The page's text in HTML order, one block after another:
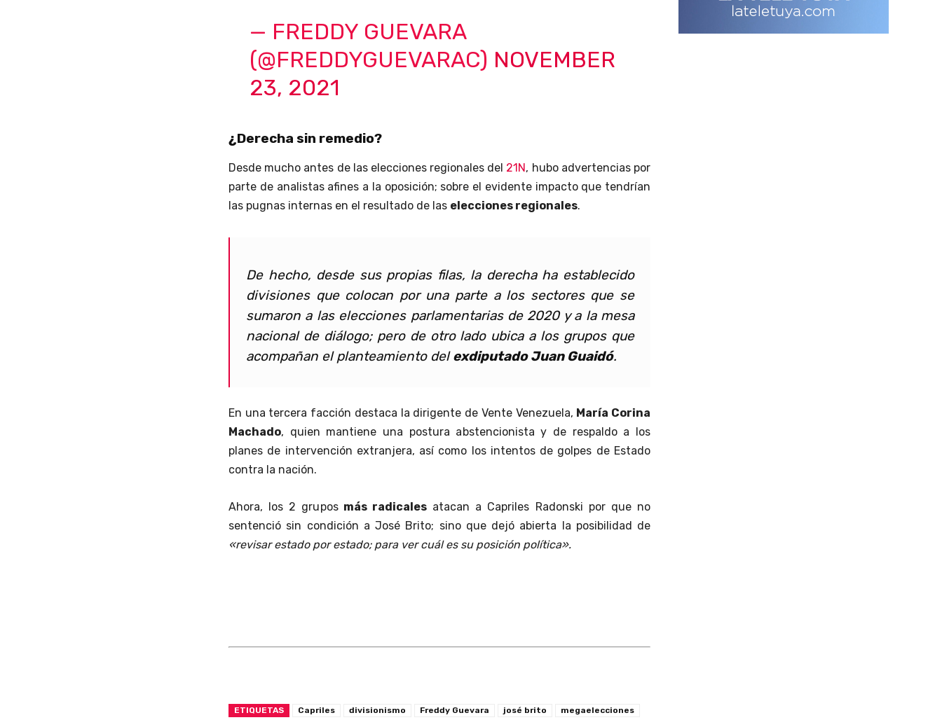
— FREDDY GUEVARA
(@FREDDYGUEVARAC) NOVEMBER
23, 2021
¿Derecha sin remedio?
Desde mucho antes de las elecciones regionales del 21N , hubo advertencias por
parte de analistas afines a la oposición; sobre el evidente impacto que tendrían
las pugnas internas en el resultado de las elecciones regionales.
De hecho, desde sus propias filas, la derecha ha establecido
divisiones que colocan por una parte a los sectores que se
sumaron a las elecciones parlamentarias de 2020 y a la mesa
nacional de diálogo; pero de otro lado ubica a los grupos que
acompañan el planteamiento delexdiputado Juan Guaidó.
En una tercera facción destaca la dirigente de Vente Venezuela, María Corina
Machado, quien mantiene una postura abstencionista y de respaldo a los
planes de intervención extranjera, así como los intentos de golpes de Estado
contra la nación.
Ahora, los 2 gruposmás radicalesatacan a Capriles Radonski por que no
sentenció sin condición a José Brito; sino que dejó abierta la posibilidad de
«revisar estado por estado; para ver cuál es su posición política».
ETIQUETAS Capriles divisionismo Freddy Guevara josé brito
megaelecciones